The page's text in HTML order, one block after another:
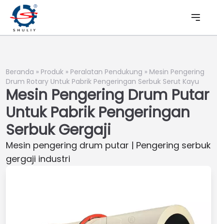
Beranda » Produk » Peralatan Pendukung » Mesin Pengering
Drum Rotary Untuk Pabrik Pengeringan Serbuk Serut Kayu
Mesin Pengering Drum Putar
Untuk Pabrik Pengeringan
Serbuk Gergaji
Mesin pengering drum putar | Pengering serbuk
gergaji industri